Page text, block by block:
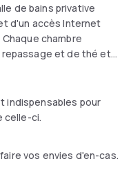
de bains privative
d'un accès Internet
chambre
et de thé et
complet est servi
dans le restaurant
qui est clair et aéré. Le
indispensables pour
celle-ci.
vos envies d'en-cas.